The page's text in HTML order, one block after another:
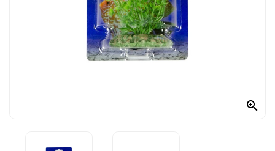
